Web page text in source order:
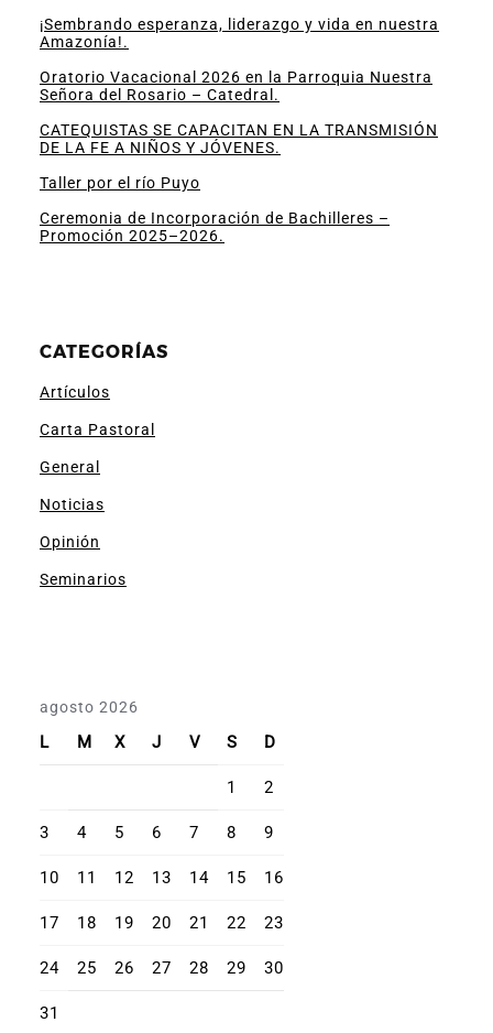
¡Sembrando esperanza, liderazgo y vida en nuestra
Amazonía!.
Oratorio Vacacional 2026 en la Parroquia Nuestra
Señora del Rosario – Catedral.
CATEQUISTAS SE CAPACITAN EN LA TRANSMISIÓN
DE LA FE A NIÑOS Y JÓVENES.
Taller por el río Puyo
Ceremonia de Incorporación de Bachilleres –
Promoción 2025–2026.
CATEGORÍAS
Artículos
Carta Pastoral
General
Noticias
Opinión
Seminarios
agosto 2026
L M X J V S D
1 2
3 4 5 6 7 8 9
10 11 12 13 14 15 16
17 18 19 20 21 22 23
24 25 26 27 28 29 30
31